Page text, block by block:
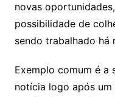
novas
possibilidade de
sendo trabalhado há
Exemplo comum é a
notícia logo após